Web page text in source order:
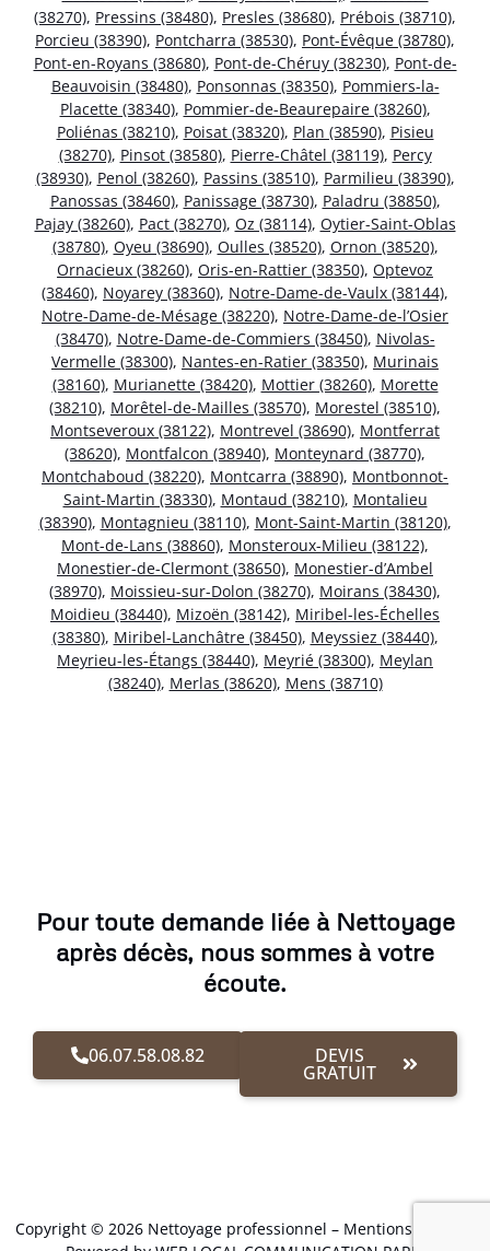
(38270), Pressins (38480), Presles (38680), Prébois (38710),
Porcieu (38390), Pontcharra (38530), Pont-Évêque (38780),
Pont-en-Royans (38680), Pont-de-Chéruy (38230), Pont-de-
Beauvoisin (38480), Ponsonnas (38350), Pommiers-la-
Placette (38340), Pommier-de-Beaurepaire (38260),
Poliénas (38210), Poisat (38320), Plan (38590), Pisieu
(38270), Pinsot (38580), Pierre-Châtel (38119), Percy
(38930), Penol (38260), Passins (38510), Parmilieu (38390),
Panossas (38460), Panissage (38730), Paladru (38850),
Pajay (38260), Pact (38270), Oz (38114), Oytier-Saint-Oblas
(38780), Oyeu (38690), Oulles (38520), Ornon (38520),
Ornacieux (38260), Oris-en-Rattier (38350), Optevoz
(38460), Noyarey (38360), Notre-Dame-de-Vaulx (38144),
Notre-Dame-de-Mésage (38220), Notre-Dame-de-l’Osier
(38470), Notre-Dame-de-Commiers (38450), Nivolas-
Vermelle (38300), Nantes-en-Ratier (38350), Murinais
(38160), Murianette (38420), Mottier (38260), Morette
(38210), Morêtel-de-Mailles (38570), Morestel (38510),
Montseveroux (38122), Montrevel (38690), Montferrat
(38620), Montfalcon (38940), Monteynard (38770),
Montchaboud (38220), Montcarra (38890), Montbonnot-
Saint-Martin (38330), Montaud (38210), Montalieu
(38390), Montagnieu (38110), Mont-Saint-Martin (38120),
Mont-de-Lans (38860), Monsteroux-Milieu (38122),
Monestier-de-Clermont (38650), Monestier-d’Ambel
(38970), Moissieu-sur-Dolon (38270), Moirans (38430),
Moidieu (38440), Mizoën (38142), Miribel-les-Échelles
(38380), Miribel-Lanchâtre (38450), Meyssiez (38440),
Meyrieu-les-Étangs (38440), Meyrié (38300), Meylan
(38240), Merlas (38620), Mens (38710)
Pour toute demande liée à Nettoyage
après décès, nous sommes à votre
écoute.
06.07.58.08.82 DEVIS
GRATUIT
Copyright © 2026 Nettoyage professionnel – Mentions Légales